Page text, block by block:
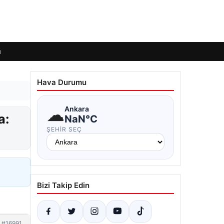
Hava Durumu
☁Ankara
NaN°C
ŞEHIR SEÇ
Bizi Takip Edin